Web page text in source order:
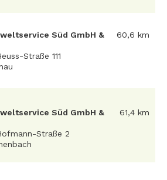
Süd GmbH &
Straße 111
60,6 km
Süd GmbH &
Straße 2
61,4 km